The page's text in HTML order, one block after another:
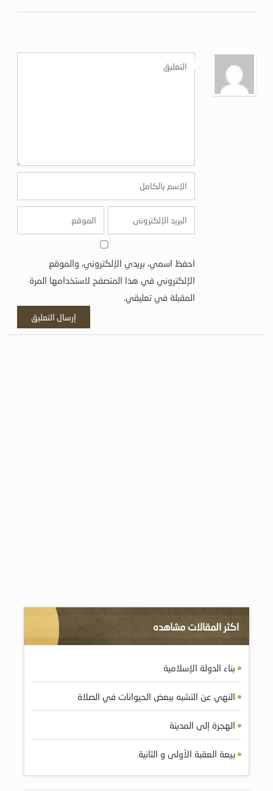
احفظ اسمي، بريدي الإلكتروني، والموقع
الإلكتروني في هذا المتصفح لاستخدامها المرة
المقبلة في تعليقي.
اكثر المقالات مشاهده
بناء الدولة الإسلامية
النهي عن التشبه ببعض الحيوانات في الصلاة
الهجرة إلى المدينة
بيعة العقبة الأولى و الثانية